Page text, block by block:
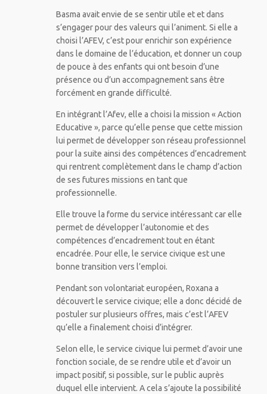
Basma avait envie de se sentir utile et et dans
s’engager pour des valeurs qui l’animent. Si elle a
choisi l’AFEV, c’est pour enrichir son expérience
dans le domaine de l’éducation, et donner un coup
de pouce à des enfants qui ont besoin d’une
présence ou d’un accompagnement sans être
forcément en grande difficulté.
En intégrant l’Afev, elle a choisi la mission « Action
Educative », parce qu’elle pense que cette mission
lui permet de développer son réseau professionnel
pour la suite ainsi des compétences d’encadrement
qui rentrent complètement dans le champ d’action
de ses futures missions en tant que
professionnelle.
Elle trouve la forme du service intéressant car elle
permet de développer l’autonomie et des
compétences d’encadrement tout en étant
encadrée. Pour elle, le service civique est une
bonne transition vers l’emploi.
Pendant son volontariat européen, Roxana a
découvert le service civique; elle a donc décidé de
postuler sur plusieurs offres, mais c’est l’AFEV
qu’elle a finalement choisi d’intégrer.
Selon elle, le service civique lui permet d’avoir une
fonction sociale, de se rendre utile et d’avoir un
impact positif, si possible, sur le public auprès
duquel elle intervient. A cela s’ajoute la possibilité